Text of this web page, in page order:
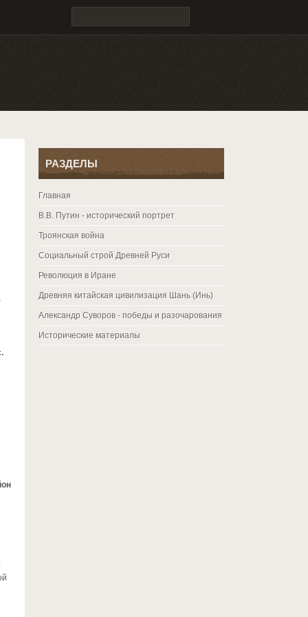
РАЗДЕЛЫ
Главная
В.В. Путин - исторический портрет
Троянская война
Социальный строй Древней Руси
Революция в Иране
Древняя китайская цивилизация Шань (Инь)
Александр Суворов - победы и разочарования
Исторические материалы